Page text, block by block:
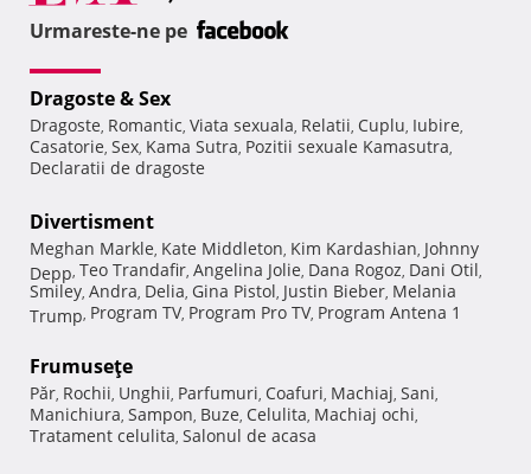
Urmareste-ne pe
Dragoste & Sex
Dragoste, Romantic, Viata sexuala, Relatii, Cuplu, Iubire,
Casatorie, Sex, Kama Sutra, Pozitii sexuale Kamasutra,
Declaratii de dragoste
Divertisment
Meghan Markle, Kate Middleton, Kim Kardashian, Johnny
Depp, Teo Trandafir, Angelina Jolie, Dana Rogoz, Dani Otil,
Smiley, Andra, Delia, Gina Pistol, Justin Bieber, Melania
Trump, Program TV, Program Pro TV, Program Antena 1
Frumuseţe
Păr, Rochii, Unghii, Parfumuri, Coafuri, Machiaj, Sani,
Manichiura, Sampon, Buze, Celulita, Machiaj ochi,
Tratament celulita, Salonul de acasa